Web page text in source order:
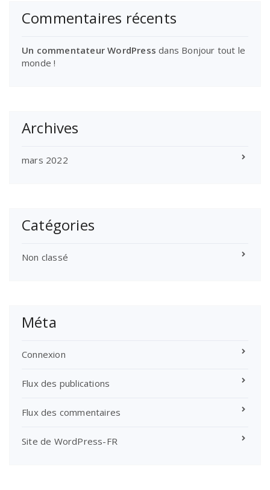
Commentaires récents
Un commentateur WordPress dans Bonjour tout le
monde !
Archives
mars 2022
Catégories
Non classé
Méta
Connexion
Flux des publications
Flux des commentaires
Site de WordPress-FR